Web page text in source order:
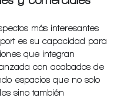
más interesantes
es su capacidad para
que integran
con acabados de
espacios que no solo
sino también